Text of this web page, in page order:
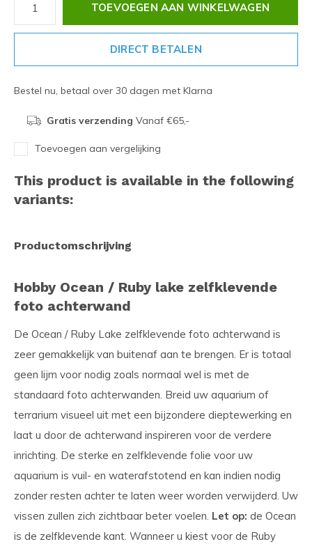
TOEVOEGEN AAN WINKELWAGEN
DIRECT BETALEN
Bestel nu, betaal over 30 dagen met Klarna
Gratis verzending Vanaf €65,-
Toevoegen aan vergelijking
This product is available in the following
variants:
Productomschrijving
Hobby Ocean / Ruby lake zelfklevende
foto achterwand
De Ocean / Ruby Lake zelfklevende foto achterwand is
zeer gemakkelijk van buitenaf aan te brengen. Er is totaal
geen lijm voor nodig zoals normaal wel is met de
standaard foto achterwanden. Breid uw aquarium of
terrarium visueel uit met een bijzondere dieptewerking en
laat u door de achterwand inspireren voor de verdere
inrichting. De sterke en zelfklevende folie voor uw
aquarium is vuil- en waterafstotend en kan indien nodig
zonder resten achter te laten weer worden verwijderd. Uw
vissen zullen zich zichtbaar beter voelen. Let op: de Ocean
is de zelfklevende kant. Wanneer u kiest voor de Ruby